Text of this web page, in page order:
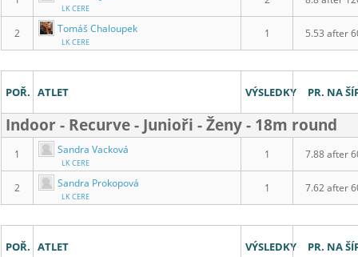
LK CERE
2 Tomáš Chaloupek
LK CERE
1 5.53 after
POŘ. ATLET VÝSLEDKY PR. NA
Indoor - Recurve - Junioři - Ženy - 18m round
1 Sandra Vacková
LK CERE
1 7.88 after
2 Sandra Prokopová
LK CERE
1 7.62 after
POŘ. ATLET VÝSLEDKY PR. NA